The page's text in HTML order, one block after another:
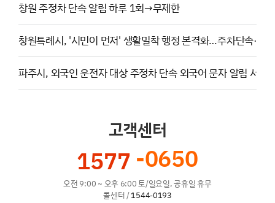
창원 주정차 단속 알림 하루 1회→무제한
창원특례시, '시민이 먼저' 생활밀착 행정 본격화…주차단속·방
파주시, 외국인 운전자 대상 주정차 단속 외국어 문자 알림 서비
고객센터
1577 -0650
오전 9:00 ~ 오후 6:00 토/일요일, 공휴일 휴무
콜센터 /1544-0193